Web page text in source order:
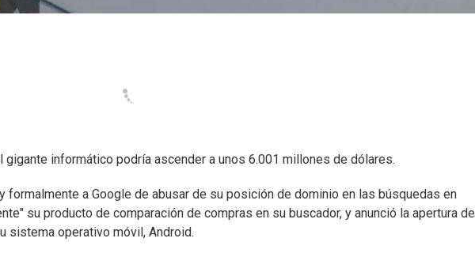
gigante informático podría ascender a unos 6.001 millones de dólares.
formalmente a Google de abusar de su posición de dominio en las búsquedas en
su producto de comparación de compras en su buscador, y anunció la apertura de
sistema operativo móvil, Android.